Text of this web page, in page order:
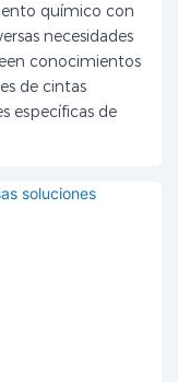
químico con
necesidades
conocimientos
de cintas
específicas de